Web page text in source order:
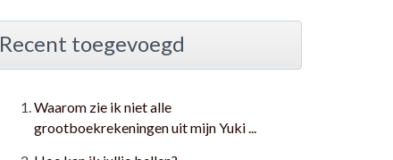
Recent toegevoegd
Waarom zie ik niet alle
grootboekrekeningen uit mijn Yuki ...